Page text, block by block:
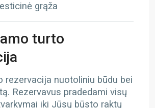
grąža
turto
rezervacija nuotoliniu būdu bei
Rezervavus pradedami visų
iki Jūsų būsto raktų